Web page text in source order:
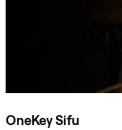
OneKey Sifu